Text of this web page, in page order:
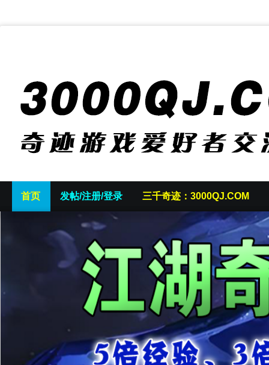
首页 发帖/注册/登录 三千奇迹：3000QJ.COM